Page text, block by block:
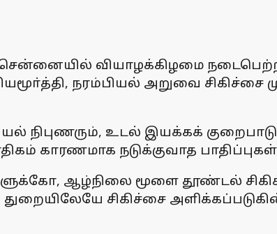
வியாழக்கிழமை
நரம்பியல் அறுவை சிகிச்சை
நிபுணரும், உடல் இயக்கக்
காரணமாக நடுக்குவாத
ஆழ்நிலை மூளை தூண்டல்
சிகிச்சை